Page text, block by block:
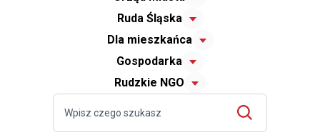
Ruda Śląska
Dla mieszkańca
Gospodarka
Rudzkie NGO